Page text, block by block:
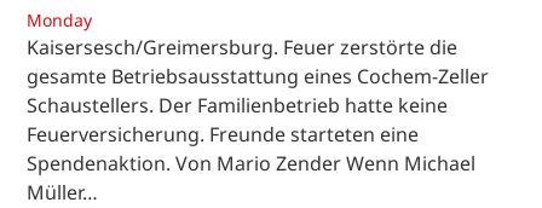
Monday
Kaisersesch/Greimersburg. Feuer zerstörte die
gesamte Betriebsausstattung eines Cochem-Zeller
Schaustellers. Der Familienbetrieb hatte keine
Feuerversicherung. Freunde starteten eine
Spendenaktion. Von Mario Zender Wenn Michael
Müller…